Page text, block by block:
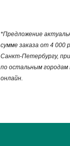
*Предложение
сумме заказа от 4 000
Санкт-Петербургу,
по остальным городам
онлайн.